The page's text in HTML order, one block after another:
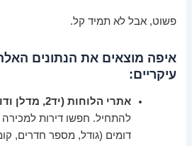
פשוט, אבל לא תמיד קל.
עיקריים:
אתרי הלוחות (יד2, מדלן ודומיהם):
להתחיל. חפשו דירות
דומים (גודל, מספר חדרים,